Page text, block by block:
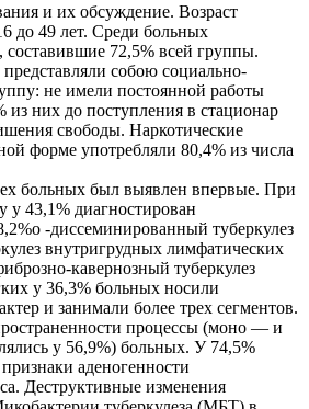
и их обсуждение. Возраст
до 49 лет. Среди больных
72,5% всей группы.
собою социально-
не имели постоянной работы
из них до поступления в стационар
свободы. Наркотические
форме употребляли 80,4% из числа
больных был выявлен впервые. При
у 43,1% диагностирован
-диссеминированный туберкулез
внутригрудных лимфатических
кавернозный туберкулез
у 36,3% больных носили
и занимали более трех сегментов.
процессы (моно — и
у 56,9%) больных. У 74,5%
аденогенности
Деструктивные изменения